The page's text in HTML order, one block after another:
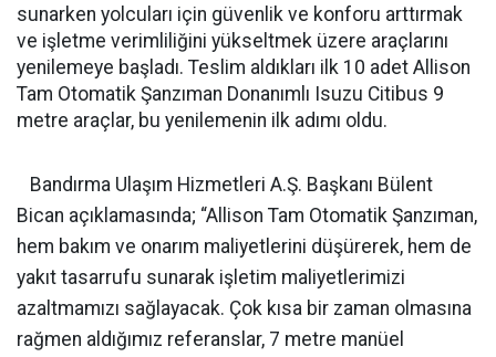
sunarken yolcuları için güvenlik ve konforu arttırmak
ve işletme verimliliğini yükseltmek üzere araçlarını
yenilemeye başladı. Teslim aldıkları ilk 10 adet Allison
Tam Otomatik Şanzıman Donanımlı Isuzu Citibus 9
metre araçlar, bu yenilemenin ilk adımı oldu.
Bandırma Ulaşım Hizmetleri A.Ş. Başkanı Bülent
Bican açıklamasında; “Allison Tam Otomatik Şanzıman,
hem bakım ve onarım maliyetlerini düşürerek, hem de
yakıt tasarrufu sunarak işletim maliyetlerimizi
azaltmamızı sağlayacak. Çok kısa bir zaman olmasına
rağmen aldığımız referanslar, 7 metre manüel